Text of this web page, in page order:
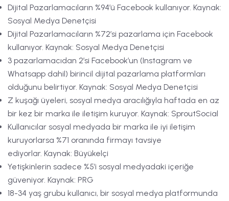
Dijital Pazarlamacıların %94’ü Facebook kullanıyor. Kaynak:
Sosyal Medya Denetçisi
Dijital Pazarlamacıların %72’si pazarlama için Facebook
kullanıyor. Kaynak: Sosyal Medya Denetçisi
3 pazarlamacıdan 2’si Facebook’un (Instagram ve
Whatsapp dahil) birincil dijital pazarlama platformları
olduğunu belirtiyor. Kaynak: Sosyal Medya Denetçisi
Z kuşağı üyeleri, sosyal medya aracılığıyla haftada en az
bir kez bir marka ile iletişim kuruyor. Kaynak: SproutSocial
Kullanıcılar sosyal medyada bir marka ile iyi iletişim
kuruyorlarsa %71 oranında firmayı tavsiye
ediyorlar. Kaynak: Büyükelçi
Yetişkinlerin sadece %5’i sosyal medyadaki içeriğe
güveniyor. Kaynak: PRG
18-34 yaş grubu kullanıcı, bir sosyal medya platformunda